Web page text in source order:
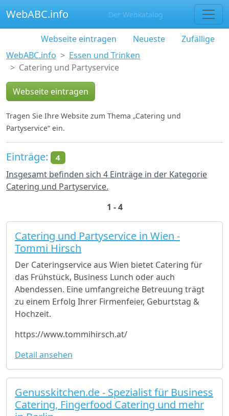
WebABC.info Der Webkatalog
Webseite eintragen Neueste
Zufällige
WebABC.info
Essen und Trinken
Catering und Partyservice
Webseite eintragen
Tragen Sie Ihre Website zum Thema „Catering und
Partyservice“ ein.
Einträge: 4
Insgesamt befinden sich 4 Einträge in der Kategorie
Catering und Partyservice.
1 - 4
Catering und Partyservice in Wien -
Tommi Hirsch
Der Cateringservice aus Wien bietet Catering für
das Frühstück, Business Lunch oder auch
Abendessen. Eine umfangreiche Betreuung trägt
zu einem Erfolg Ihrer Firmenfeier, Geburtstag &
Hochzeit.
https://www.tommihirsch.at/
Detail ansehen
Genusskitchen.de - Spezialist für Business
Catering, Fingerfood Catering und mehr